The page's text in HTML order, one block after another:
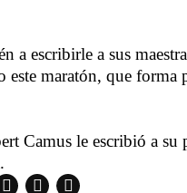
escribirle a sus
maratón, que forma
Camus le escribió a